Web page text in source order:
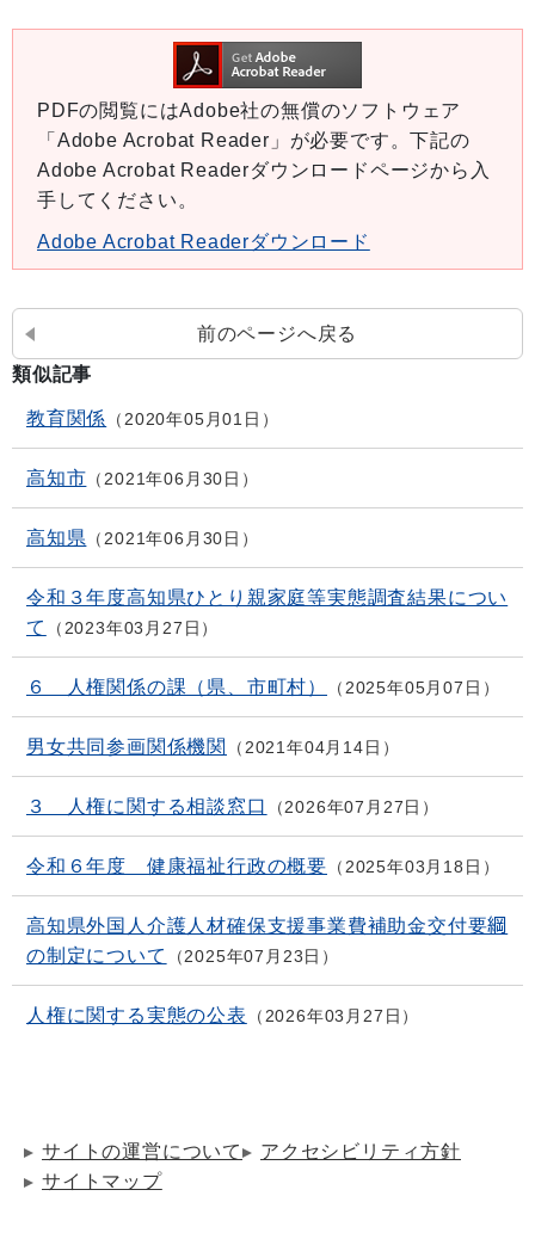
PDFの閲覧にはAdobe社の無償のソフトウェア
「Adobe Acrobat Reader」が必要です。下記の
Adobe Acrobat Readerダウンロードページから入
手してください。
Adobe Acrobat Readerダウンロード
前のページへ戻る
類似記事
教育関係 2020年05月01日
高知市 2021年06月30日
高知県 2021年06月30日
令和３年度高知県ひとり親家庭等実態調査結果につい
て
2023年03月27日
６ 人権関係の課（県、市町村） 2025年05月07日
男女共同参画関係機関 2021年04月14日
３ 人権に関する相談窓口 2026年07月27日
令和６年度 健康福祉行政の概要 2025年03月18日
高知県外国人介護人材確保支援事業費補助金交付要綱
の制定について
2025年07月23日
人権に関する実態の公表 2026年03月27日
サイトの運営について
アクセシビリティ方針
サイトマップ